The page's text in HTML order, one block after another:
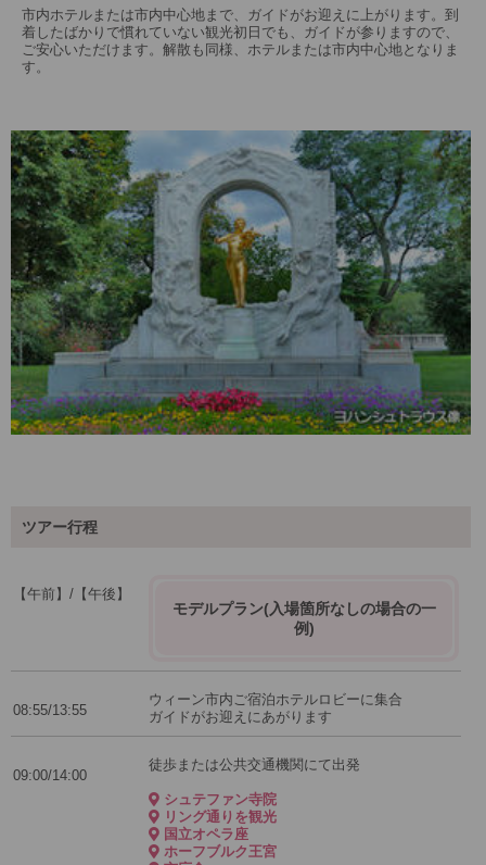
市内ホテルまたは市内中心地まで、ガイドがお迎えに上がります。到
着したばかりで慣れていない観光初日でも、ガイドが参りますので、
ご安心いただけます。解散も同様、ホテルまたは市内中心地となりま
す。
ツアー行程
【午前】/【午後】
モデルプラン(入場箇所なしの場合の一
例)
08:55/13:55
ウィーン市内ご宿泊ホテルロビーに集合
ガイドがお迎えにあがります
09:00/14:00
徒歩または公共交通機関にて出発
シュテファン寺院
リング通りを観光
国立オペラ座
ホーフブルク王宮